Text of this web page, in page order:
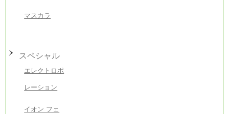
マスカラ
スペシャル
エレクトロポ
レーション
イオン フェ